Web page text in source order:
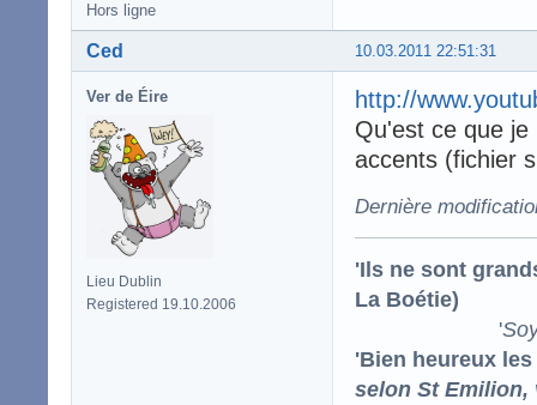
Hors ligne
10.03.2011 22:51:31
Ced
Ver de Éire
Lieu Dublin
Registered 19.10.2006
http://
Qu'est ce que
accents (fichier
Dernière
'Ils ne sont
La Boétie)
'
'Bien heureux
selon St Emilion,